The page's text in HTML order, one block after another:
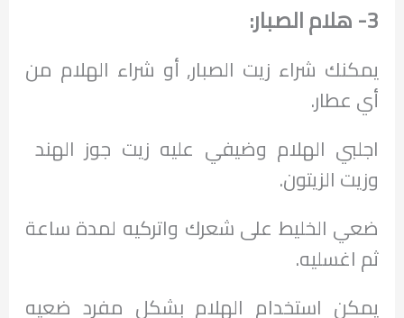
3- هلام الصبار:
يمكنك شراء زيت الصبار, أو شراء الهلام من
أي عطار.
اجلبي الهلام وضيفي عليه زيت جوز الهند
وزيت الزيتون.
ضعي الخليط على شعرك واتركيه لمدة ساعة
ثم اغسليه.
يمكن استخدام الهلام بشكل مفرد ضعيه